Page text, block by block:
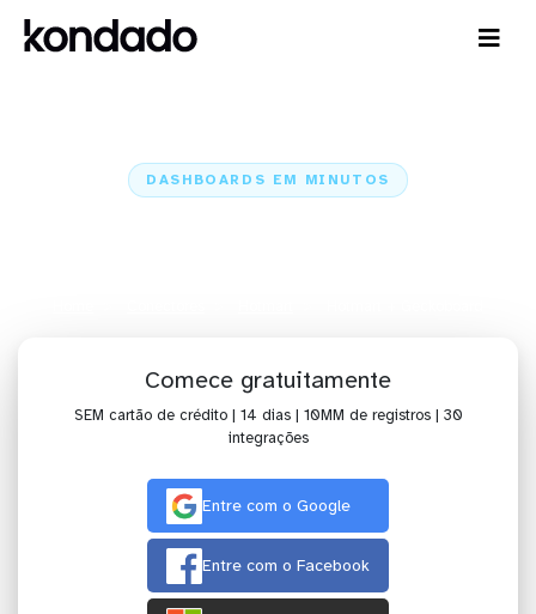
DASHBOARDS EM MINUTOS
Comece gratuitamente
SEM cartão de crédito | 14 dias | 10MM de registros | 30
integrações
Entre com o Google
Entre com o Facebook